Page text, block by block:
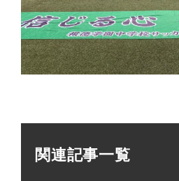
関連記事一覧